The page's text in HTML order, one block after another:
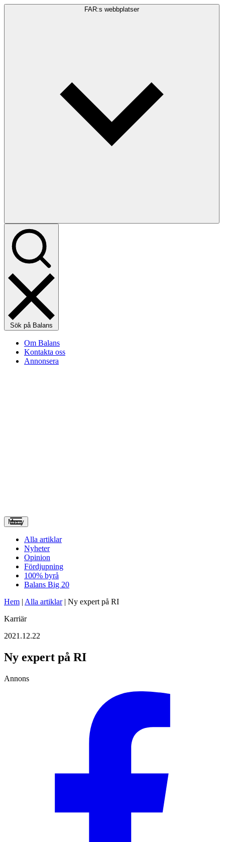
FAR:s webbplatser
Sök på Balans
Om Balans
Kontakta oss
Annonsera
Meny
Alla artiklar
Nyheter
Opinion
Fördjupning
100% byrå
Balans Big 20
Hem | Alla artiklar| Ny expert på RI
Karriär
2021.12.22
Ny expert på RI
Annons